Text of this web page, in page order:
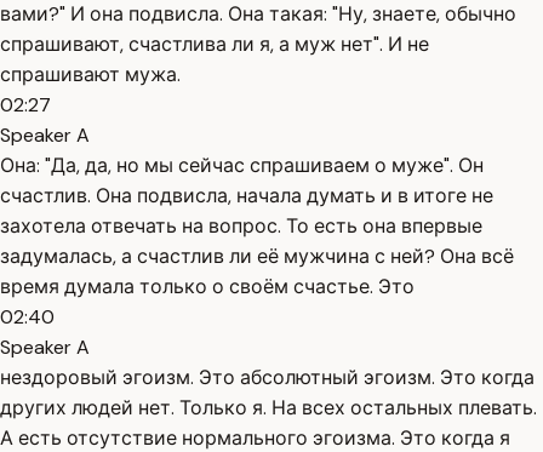
вами?" И она подвисла. Она такая: "Ну, знаете, обычно
спрашивают, счастлива ли я, а муж нет". И не
спрашивают мужа.
02:27
Speaker A
Она: "Да, да, но мы сейчас спрашиваем о муже". Он
счастлив. Она подвисла, начала думать и в итоге не
захотела отвечать на вопрос. То есть она впервые
задумалась, а счастлив ли её мужчина с ней? Она всё
время думала только о своём счастье. Это
02:40
Speaker A
нездоровый эгоизм. Это абсолютный эгоизм. Это когда
других людей нет. Только я. На всех остальных плевать.
А есть отсутствие нормального эгоизма. Это когда я